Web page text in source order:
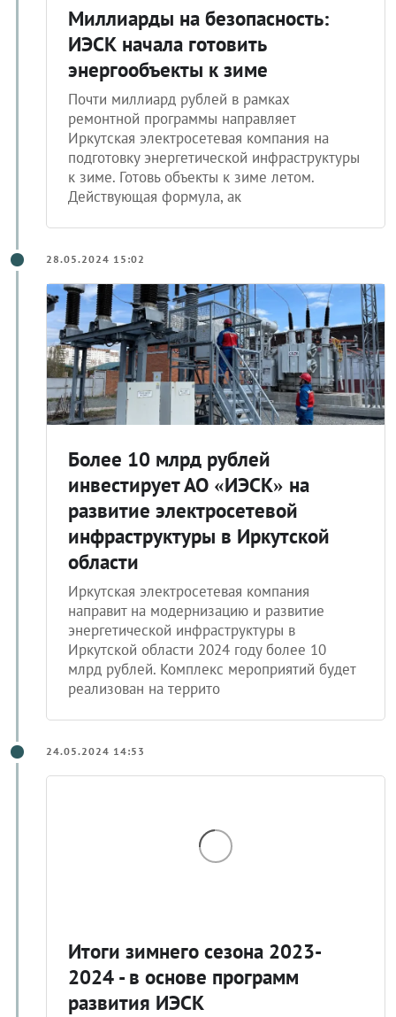
Миллиарды на безопасность:
ИЭСК начала готовить
энергообъекты к зиме
Почти миллиард рублей в рамках
ремонтной программы направляет
Иркутская электросетевая компания на
подготовку энергетической инфраструктуры
к зиме. Готовь объекты к зиме летом.
Действующая формула, ак
28.05.2024 15:02
Более 10 млрд рублей
инвестирует АО «ИЭСК» на
развитие электросетевой
инфраструктуры в Иркутской
области
Иркутская электросетевая компания
направит на модернизацию и развитие
энергетической инфраструктуры в
Иркутской области 2024 году более 10
млрд рублей. Комплекс мероприятий будет
реализован на террито
24.05.2024 14:53
Итоги зимнего сезона 2023-
2024 - в основе программ
развития ИЭСК